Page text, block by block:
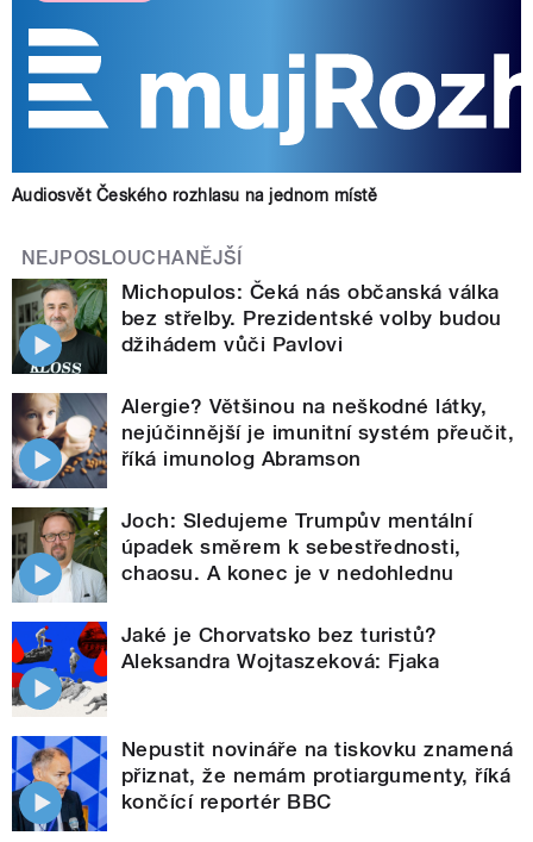
Audiosvět Českého rozhlasu na jednom místě
NEJPOSLOUCHANĚJŠÍ
Michopulos: Čeká nás občanská válka
bez střelby. Prezidentské volby budou
džihádem vůči Pavlovi
Alergie? Většinou na neškodné látky,
nejúčinnější je imunitní systém přeučit,
říká imunolog Abramson
Joch: Sledujeme Trumpův mentální
úpadek směrem k sebestřednosti,
chaosu. A konec je v nedohlednu
Jaké je Chorvatsko bez turistů?
Aleksandra Wojtaszeková: Fjaka
Nepustit novináře na tiskovku znamená
přiznat, že nemám protiargumenty, říká
končící reportér BBC